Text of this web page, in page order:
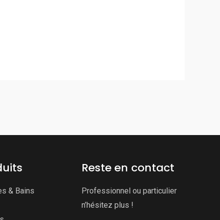
& Bains
Reste en contact
Professionnel ou particulier
n’hésitez plus !